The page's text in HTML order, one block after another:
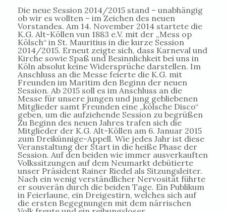
Die neue Session 2014/2015 stand – unabhängig
ob wir es wollten – im Zeichen des neuen
Vorstandes. Am 14. November 2014 startete die
K.G. Alt-Köllen vun 1883 e.V. mit der „Mess op
Kölsch“ in St. Mauritius in die kurze Session
2014/2015. Erneut zeigte sich, dass Karneval und
Kirche sowie Spaß und Besinnlichkeit bei uns in
Köln absolut keine Widersprüche darstellen. Im
Anschluss an die Messe feierte die K.G. mit
Freunden im Maritim den Beginn der neuen
Session. Ab 2015 soll es im Anschluss an die
Messe für unsere jungen und jung gebliebenen
Mitglieder samt Freunden eine „kölsche Disco“
geben, um die aufziehende Session zu begrüßen
Zu Beginn des neuen Jahres trafen sich die
Mitglieder der K.G. Alt-Köllen am 6. Januar 2015
zum Dreikünnige-Appell. Wie jedes Jahr ist diese
Veranstaltung der Start in die heiße Phase der
Session. Auf den beiden wie immer ausverkauften
Volkssitzungen auf dem Neumarkt debütierte
unser Präsident Rainer Riedel als Sitzungsleiter.
Nach ein wenig verständlicher Nervosität führte
er souverän durch die beiden Tage. Ein Publikum
in Feierlaune, ein Dreigestirn, welches sich auf
die ersten Begegnungen mit dem närrischen